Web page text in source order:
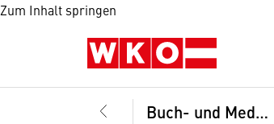
Zum Inhalt springen
Buch- und Medienwirtschaft, Fachverband